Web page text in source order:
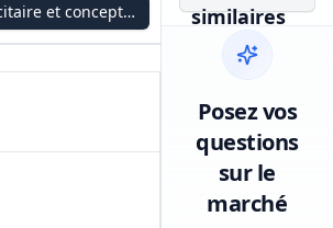
et conception des pagessimilaires
Posez vos
questions
sur le
marché